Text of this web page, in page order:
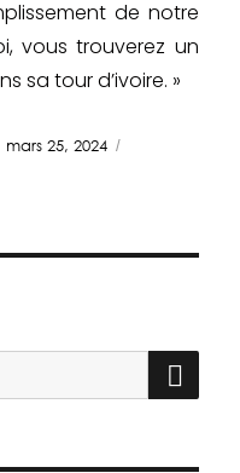
de notre
vous trouverez un
sa tour d’ivoire. »
mars 25, 2024